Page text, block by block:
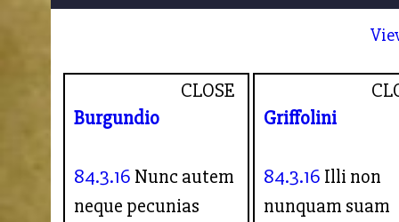
CLOSE
Burgundio
84.3.16 Nunc autem
neque pecunias
Griffolini
84.3.16 Illi non
nunquam suam